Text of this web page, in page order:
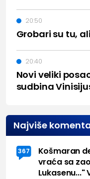
Grobari su tu,
20:50
Novi veliki
sudbina
20:40
Najviše
367
Košmaran
vraća sa
Lukasenu..."